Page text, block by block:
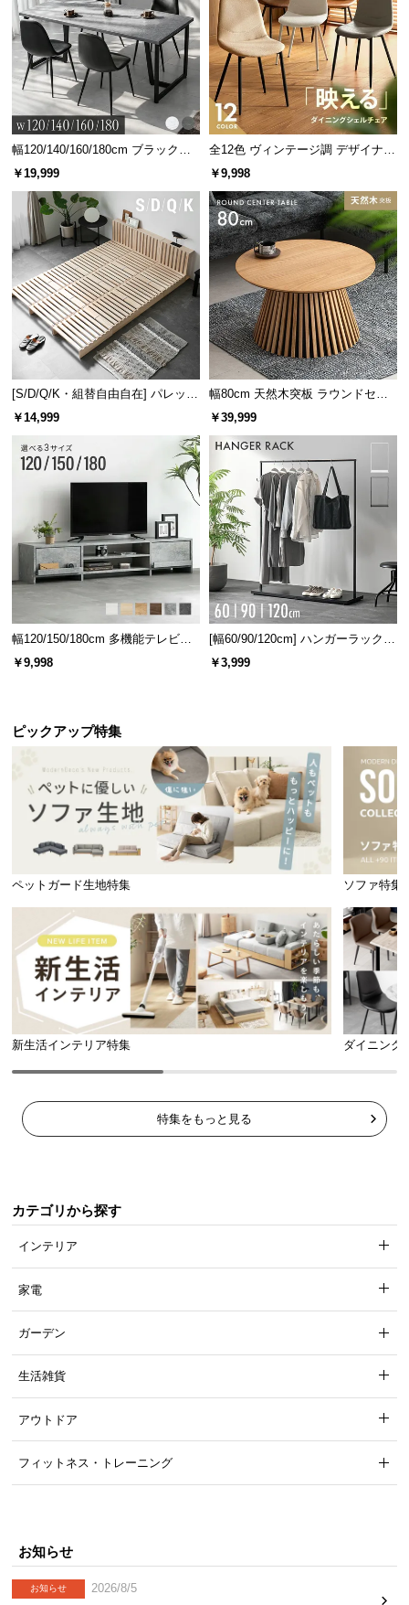
情
報
o.,
幅120/140/160/180cm ブラックフ
レーム ダイニング 大理石調 4人掛
￥19,999
全12色 ヴィンテージ調 デザイナー
ズシェルチェア
￥9,998
[S/D/Q/K・組替自由自在] パレット
ベッド 8/12/16枚セット
￥14,999
幅80cm 天然木突板 ラウンドセン
ターテーブル 美しい格子デザイン
￥39,999
幅120/150/180cm 多機能テレビボ
ード 木目/石目調 オープン収納・
￥9,998
[幅60/90/120cm] ハンガーラック
スチール 4段階高さ調節 サイドフ
￥3,999
ピックアップ特集
ペットガード生地特集 ソファ特集
新生活インテリア特集 ダイニング
特集をもっと見る
カテゴリから探す
インテリア
家電
ガーデン
生活雑貨
アウトドア
フィットネス・トレーニング
お知らせ
お知らせ
2026/8/5